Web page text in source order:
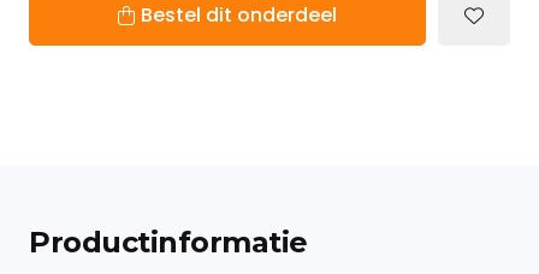
Bestel dit onderdeel
Productinformatie